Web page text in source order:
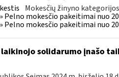
Mokesčių žinyno
mokesčio pakeitimai nuo
mokesčio pakeitimai nuo
solidarumo įnašo